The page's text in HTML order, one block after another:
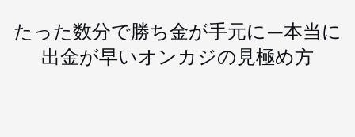
たった数分で勝ち金が手元に—本当に
出金が早いオンカジの見極め方